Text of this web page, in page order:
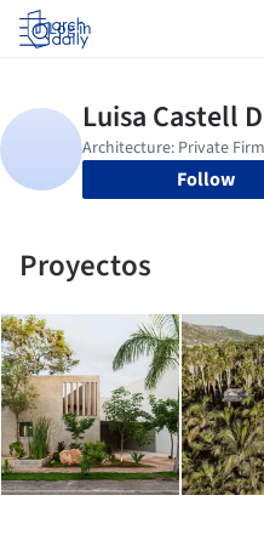
Log in
Follow
Proyectos